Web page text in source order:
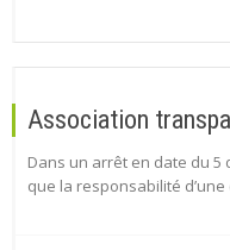
Association
Dans un arrêt en date du 5
que la responsabilité d’une